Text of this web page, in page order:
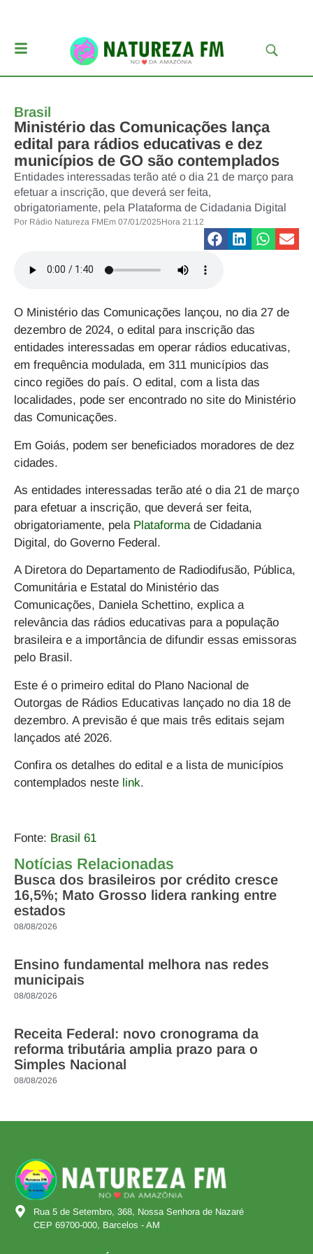
Brasil
Ministério das Comunicações lança
edital para rádios educativas e dez
municípios de GO são contemplados
Entidades interessadas terão até o dia 21 de março para
efetuar a inscrição, que deverá ser feita,
obrigatoriamente, pela Plataforma de Cidadania Digital
Por Rádio Natureza FMEm 07/01/2025Hora 21:12
O Ministério das Comunicações lançou, no dia 27 de
dezembro de 2024, o edital para inscrição das
entidades interessadas em operar rádios educativas,
em frequência modulada, em 311 municípios das
cinco regiões do país. O edital, com a lista das
localidades, pode ser encontrado no site do Ministério
das Comunicações.
Em Goiás, podem ser beneficiados moradores de dez
cidades.
As entidades interessadas terão até o dia 21 de março
para efetuar a inscrição, que deverá ser feita,
obrigatoriamente, pela Plataforma de Cidadania
Digital, do Governo Federal.
A Diretora do Departamento de Radiodifusão, Pública,
Comunitária e Estatal do Ministério das
Comunicações, Daniela Schettino, explica a
relevância das rádios educativas para a população
brasileira e a importância de difundir essas emissoras
pelo Brasil.
Este é o primeiro edital do Plano Nacional de
Outorgas de Rádios Educativas lançado no dia 18 de
dezembro. A previsão é que mais três editais sejam
lançados até 2026.
Confira os detalhes do edital e a lista de municípios
contemplados neste link.
Fonte: Brasil 61
Notícias Relacionadas
Busca dos brasileiros por crédito cresce
16,5%; Mato Grosso lidera ranking entre
estados
08/08/2026
Ensino fundamental melhora nas redes
municipais
08/08/2026
Receita Federal: novo cronograma da
reforma tributária amplia prazo para o
Simples Nacional
08/08/2026
Rua 5 de Setembro, 368, Nossa Senhora de Nazaré
CEP 69700-000, Barcelos - AM